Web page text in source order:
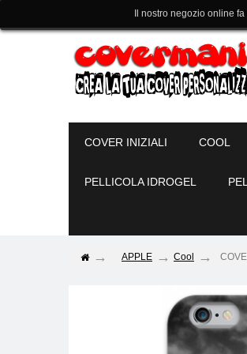
COVER INIZIALI COOL
PELLICOLA IDROGEL
Il nostro negozio online
APPLE Cool